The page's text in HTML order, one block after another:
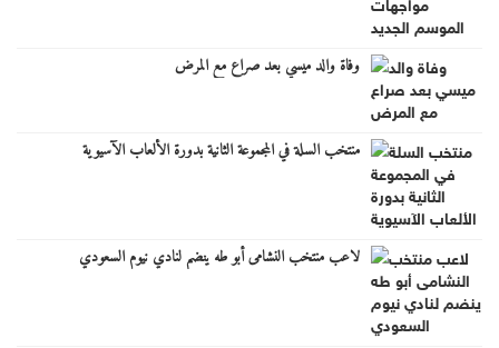
وفاة والد ميسي بعد صراع مع المرض
منتخب السلة في المجموعة الثانية بدورة الألعاب الآسيوية
لاعب منتخب النشامى أبو طه ينضم لنادي نيوم السعودي